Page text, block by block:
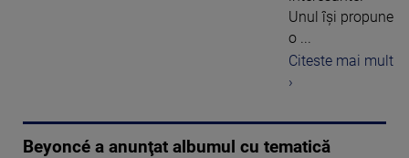
Unul își propune
o ...
Citeste mai mult
›
Beyoncé a anunţat albumul cu tematică